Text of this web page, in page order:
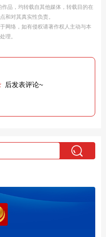
品，均转载自其他媒体，转载目的在
和对其真实性负责。
网络，如有侵权请著作权人主动与本
理。
后发表评论~